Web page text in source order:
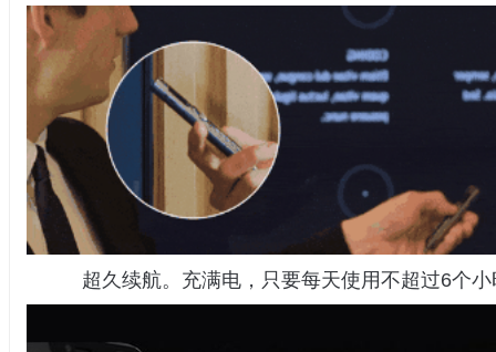
超久续航。充满电，只要每天使用不超过6个